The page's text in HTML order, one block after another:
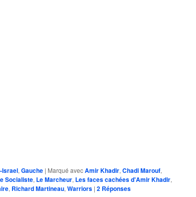
Israel, Gauche | Marqué avecAmir Khadir, Chadi Marouf,
Socialiste, Le Marcheur, Les faces cachées d'Amir Khadir,
, Richard Martineau, Warriors | 2 Réponses